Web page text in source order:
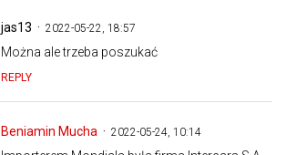
jas13 2022-05-22, 18:57
Można ale trzeba poszukać
REPLY
Beniamin Mucha 2022-05-24, 10:14